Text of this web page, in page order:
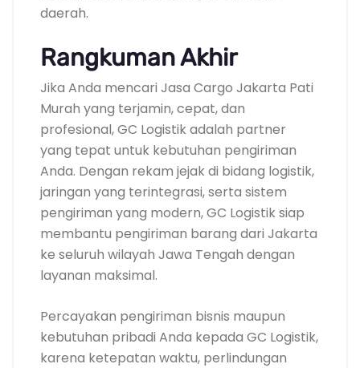
daerah.
Rangkuman Akhir
Jika Anda mencari Jasa Cargo Jakarta Pati
Murah yang terjamin, cepat, dan
profesional, GC Logistik adalah partner
yang tepat untuk kebutuhan pengiriman
Anda. Dengan rekam jejak di bidang logistik,
jaringan yang terintegrasi, serta sistem
pengiriman yang modern, GC Logistik siap
membantu pengiriman barang dari Jakarta
ke seluruh wilayah Jawa Tengah dengan
layanan maksimal.
Percayakan pengiriman bisnis maupun
kebutuhan pribadi Anda kepada GC Logistik,
karena ketepatan waktu, perlindungan